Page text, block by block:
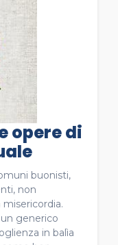
opere di
buonisti,
non
generico
in balìa